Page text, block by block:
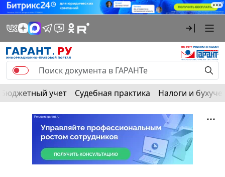
Бюджетный учет Судебная практика Налоги и